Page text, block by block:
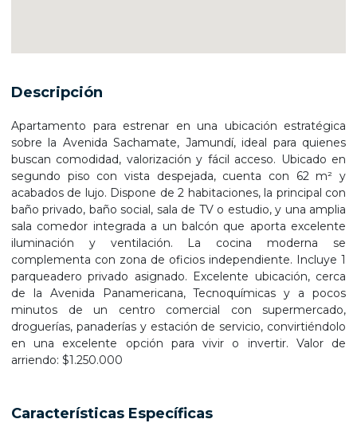
Descripción
Apartamento para estrenar en una ubicación estratégica
sobre la Avenida Sachamate, Jamundí, ideal para quienes
buscan comodidad, valorización y fácil acceso. Ubicado en
segundo piso con vista despejada, cuenta con 62 m² y
acabados de lujo. Dispone de 2 habitaciones, la principal con
baño privado, baño social, sala de TV o estudio, y una amplia
sala comedor integrada a un balcón que aporta excelente
iluminación y ventilación. La cocina moderna se
complementa con zona de oficios independiente. Incluye 1
parqueadero privado asignado. Excelente ubicación, cerca
de la Avenida Panamericana, Tecnoquímicas y a pocos
minutos de un centro comercial con supermercado,
droguerías, panaderías y estación de servicio, convirtiéndolo
en una excelente opción para vivir o invertir. Valor de
arriendo: $1.250.000
Características Específicas